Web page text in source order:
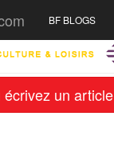
un article
BF BLOGS